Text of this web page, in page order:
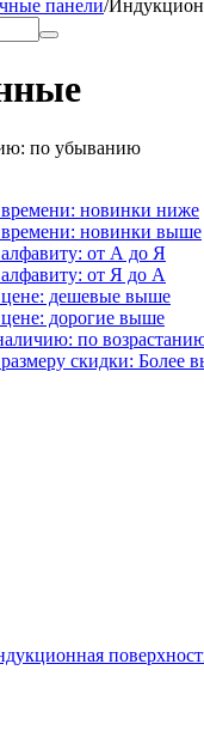
панели/
по убыванию
новинки ниже
времени: новинки выше
от А до Я
от Я до А
дешевые выше
дорогие выше
по
скидки: Более